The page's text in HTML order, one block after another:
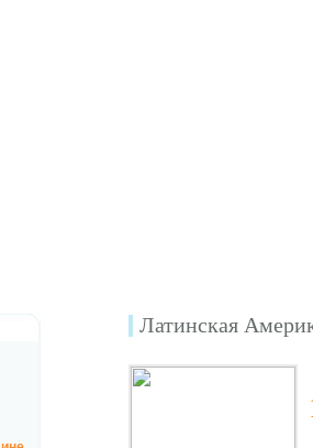
Латинская